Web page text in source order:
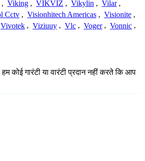
, Viking , VIKVIZ , Vikylin , Vilar ,
Cctv , Visionhitech Americas , Visionite ,
Vivotek , Viziuuy , Vlc , Voger , Vonnic ,
कोई गारंटी या वारंटी प्रदान नहीं करते कि आप